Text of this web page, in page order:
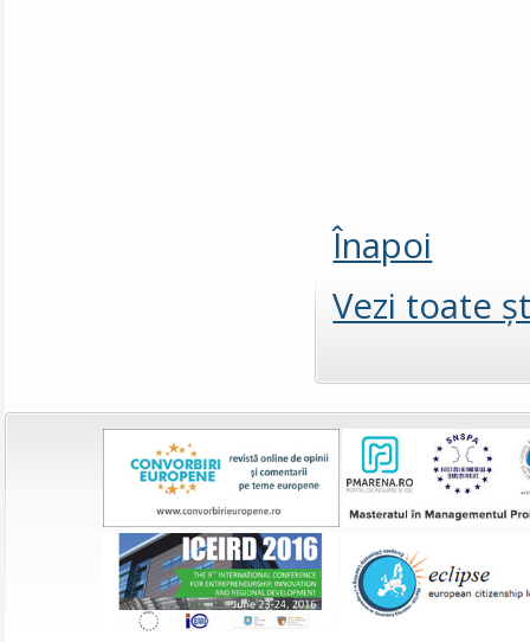
Înapoi
Vezi toate